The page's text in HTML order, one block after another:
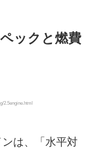
ックと燃費
2.5engine.html
は、「水平対